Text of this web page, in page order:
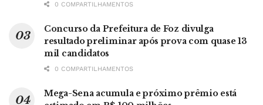
0 COMPARTILHAMENTOS
Concurso da Prefeitura de Foz divulga
resultado preliminar após prova com quase 13
mil candidatos
0 COMPARTILHAMENTOS
Mega-Sena acumula e próximo prêmio está